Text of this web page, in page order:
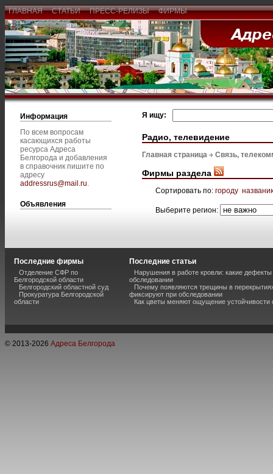
ГЛАВНАЯ СТАТЬИ ПРЕСС-РЕЛИЗЫ ФИРМЫ
Информация
По всем вопросам
касающихся работы
ресурса Адреса
Белгорода и добавления
в справочник пишите по
адресу
addressrus@mail.ru.
Объявления
Я ищу:
Радио, телевидение
Главная страница Связь,
Фирмы раздела
Сортировать по: городу
Выберите регион:
Последние фирмы
Отделение СФР по
Белгородской области
Белгородский областной суд
Прокуратура Белгородской
области
Последние статьи
Нарушения в работе кровли: какие
обследовании
Почему появляются трещины в
фиксируют при обследовании
Как цветы меняют ощущение устойчивости
© 2013-2026 Адреса Белгорода